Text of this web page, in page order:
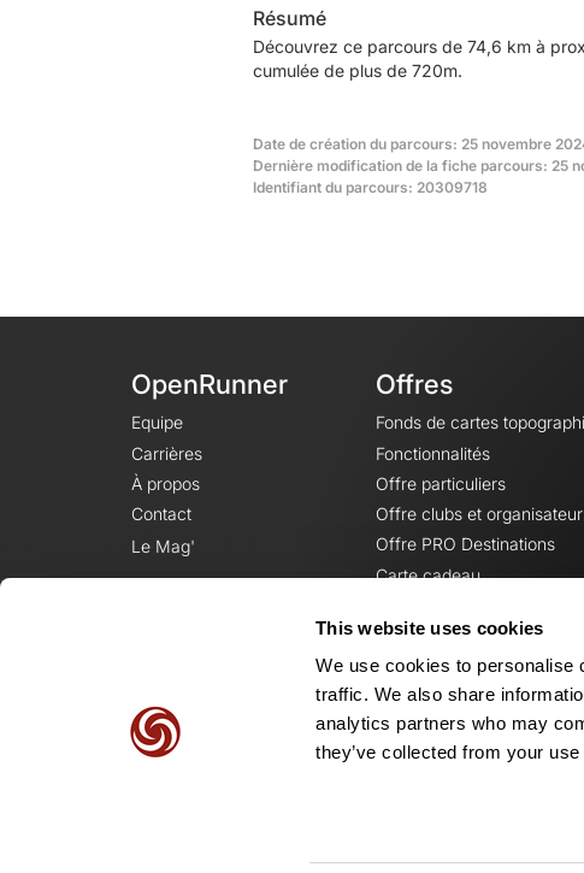
This website uses cookies
We use cookies to personalise
traffic. We also share
analytics partners who may
they’ve collected from your
Résumé
Découvrez ce parcours de 74,6 km à
cumulée de plus de 720m.
Date de création du parcours: 25 novembre
Dernière modification de la fiche parcours: 25
Identifiant du parcours: 20309718
OpenRunner
Equipe
Carrières
À propos
Contact
Le Mag'
Offres
Fonds de cartes
Fonctionnalités
Offre particuliers
Offre clubs et
Offre PRO Destinations
Carte cadeau